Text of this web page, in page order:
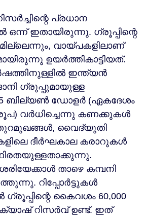
പ്രധാന
ഇതായിരുന്നു. ഗ്രൂപ്പിന്റെ
വായ്പകളിലാണ്
ഉയര്‍ത്തികാട്ടിയത്.
ഇന്ത്യന്‍
ഗ്രൂപ്പുമായുള്ള
ബില്യണ്‍ ഡോളര്‍ (ഏകദേശം
രൂപ) വര്‍ധിച്ചെന്നു കണക്കുകള്‍
തുറമുഖങ്ങള്‍, വൈദ്യുതി
ദീര്‍ഘകാല കരാറുകള്‍
താഴെ കമ്പനി
റിപ്പോര്‍ട്ടുകള്‍
ഗ്രൂപ്പിന്റെ കൈവശം 60,000
റിസര്‍വ് ഉണ്ട്. ഇത്